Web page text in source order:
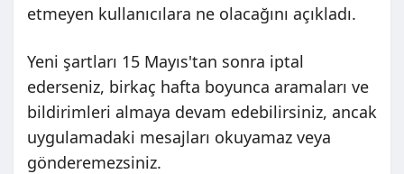
etmeyen kullanıcılara ne olacağını açıkladı.
Yeni şartları 15 Mayıs'tan sonra iptal
ederseniz, birkaç hafta boyunca aramaları ve
bildirimleri almaya devam edebilirsiniz, ancak
uygulamadaki mesajları okuyamaz veya
gönderemezsiniz.